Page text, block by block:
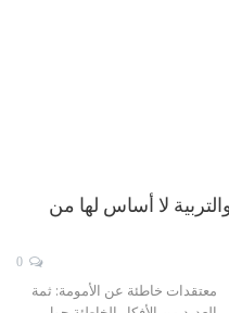
لا أساس لها من
معتقدات خاطئة عن الأمومة: ثمة